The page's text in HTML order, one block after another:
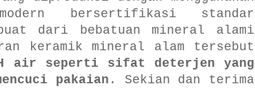
bersertifikasi standar
dari bebatuan mineral alami
keramik mineral alam tersebut
pH air seperti sifat deterjen yang
pakaian . Sekian dan terima